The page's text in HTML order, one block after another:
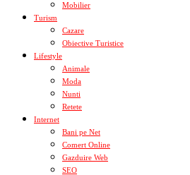
Mobilier
Turism
Cazare
Obiective Turistice
Lifestyle
Animale
Moda
Nunti
Retete
Internet
Bani pe Net
Comert Online
Gazduire Web
SEO